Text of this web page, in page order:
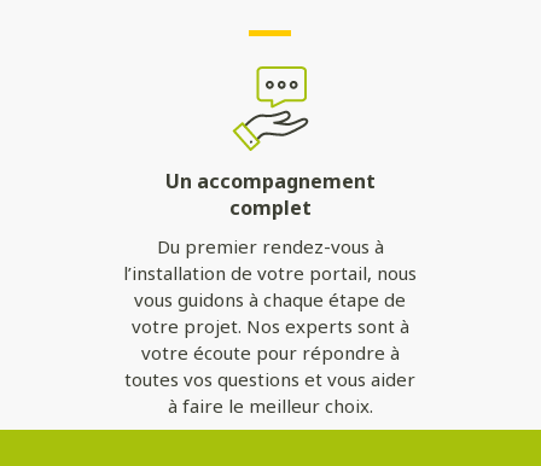
Un accompagnement
complet
Du premier rendez-vous à
l’installation de votre portail, nous
vous guidons à chaque étape de
votre projet. Nos experts sont à
votre écoute pour répondre à
toutes vos questions et vous aider
à faire le meilleur choix.